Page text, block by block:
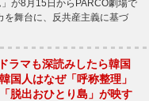
が8月15日からPARCO劇場で
を舞台に、反共産主義に基づ
ラマも深読みしたら韓国
国人はなぜ「呼称整理」
脱出おひとり島」が映す